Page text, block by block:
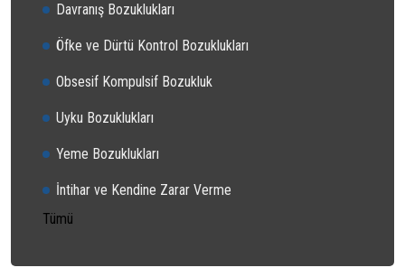
Davranış Bozuklukları
Öfke ve Dürtü Kontrol Bozuklukları
Obsesif Kompulsif Bozukluk
Uyku Bozuklukları
Yeme Bozuklukları
İntihar ve Kendine Zarar Verme
Tümü